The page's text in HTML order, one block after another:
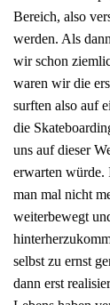
Bereich, also
werden. Als
wir schon
waren wir die
surften also auf
die
uns auf dieser
erwarten würde.
man mal nicht
weiterbewegt
selbst zu ernst
dann erst